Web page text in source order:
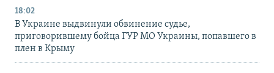
18:02
В Украине выдвинули обвинение судье,
приговорившему бойца ГУР МО Украины, попавшего в
плен в Крыму